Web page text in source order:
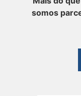
somos